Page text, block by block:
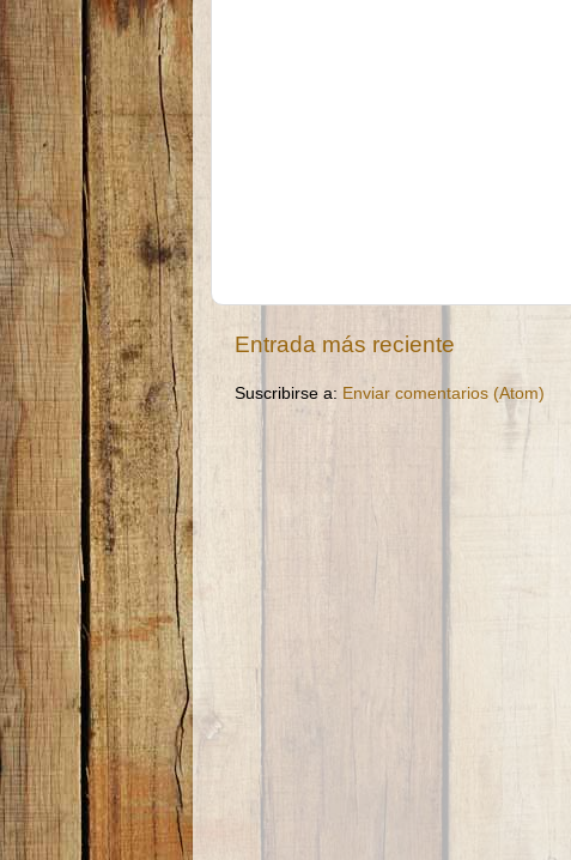
Entrada más reciente
Suscribirse a: Enviar comentarios (Atom)